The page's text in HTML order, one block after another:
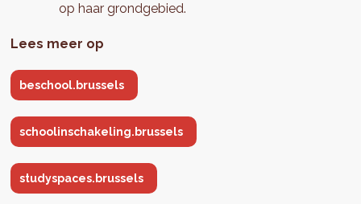
op haar grondgebied.
Lees meer op
beschool.brussels
schoolinschakeling.brussels
studyspaces.brussels